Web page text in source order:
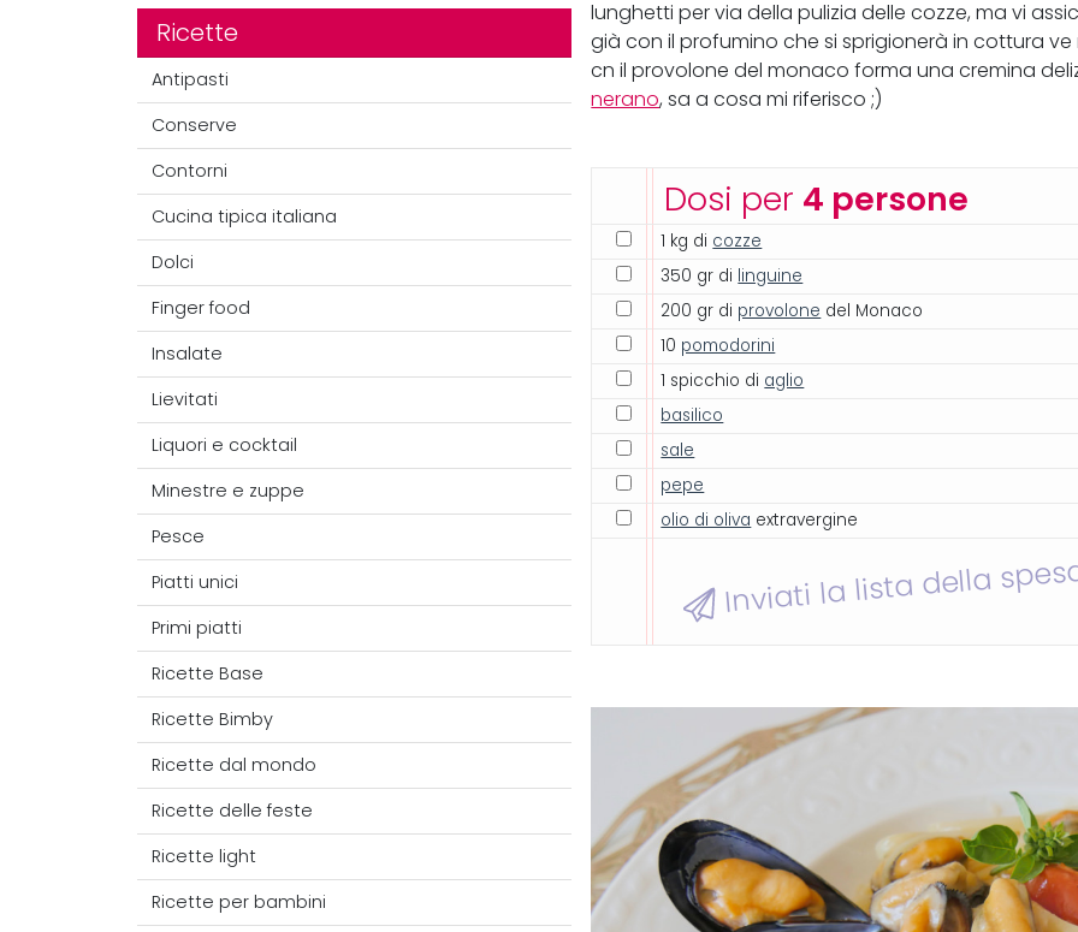
Ricette
Antipasti
Conserve
Contorni
Cucina tipica italiana
Dolci
Finger food
Insalate
Lievitati
Liquori e cocktail
Minestre e zuppe
Pesce
Piatti unici
Primi piatti
Ricette Base
Ricette Bimby
Ricette dal mondo
Ricette delle feste
Ricette light
Ricette per bambini
lunghetti per via della pulizia delle cozze, ma vi
già con il profumino che si sprigionerà in cottura
cn il provolone del monaco forma una cremina
nerano, sa a cosa mi riferisco ;)
Dosi per 4 persone
1 kg di cozze
350 gr di linguine
200 gr di provolone del Monaco
10 pomodorini
1 spicchio di aglio
basilico
sale
pepe
olio di oliva extravergine
Inviati la lista della